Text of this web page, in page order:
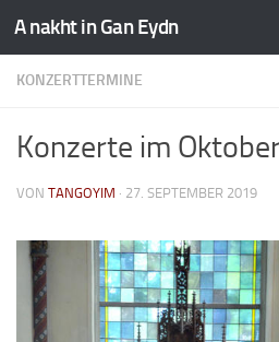
A nakht in Gan Eydn
KONZERTTERMINE
Konzerte im
VON TANGOYIM · 27. SEPTEMBER 2019